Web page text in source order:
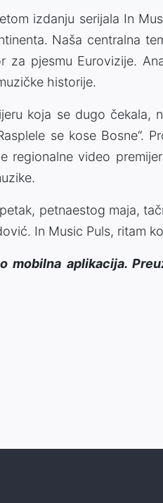
izdanju serijala In
Naša centralna
za pjesmu Eurovizije.
historije.
koja se dugo čekala,
se kose Bosne“.
regionalne video
petnaestog maja,
In Music Puls, ritam
mobilna aplikacija.